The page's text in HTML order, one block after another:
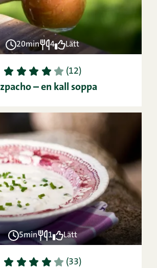
20min 4 Lätt
1 2 3 4 5 (12)
– en kall soppa
5min 1 Lätt
1 2 3 4 5 (33)